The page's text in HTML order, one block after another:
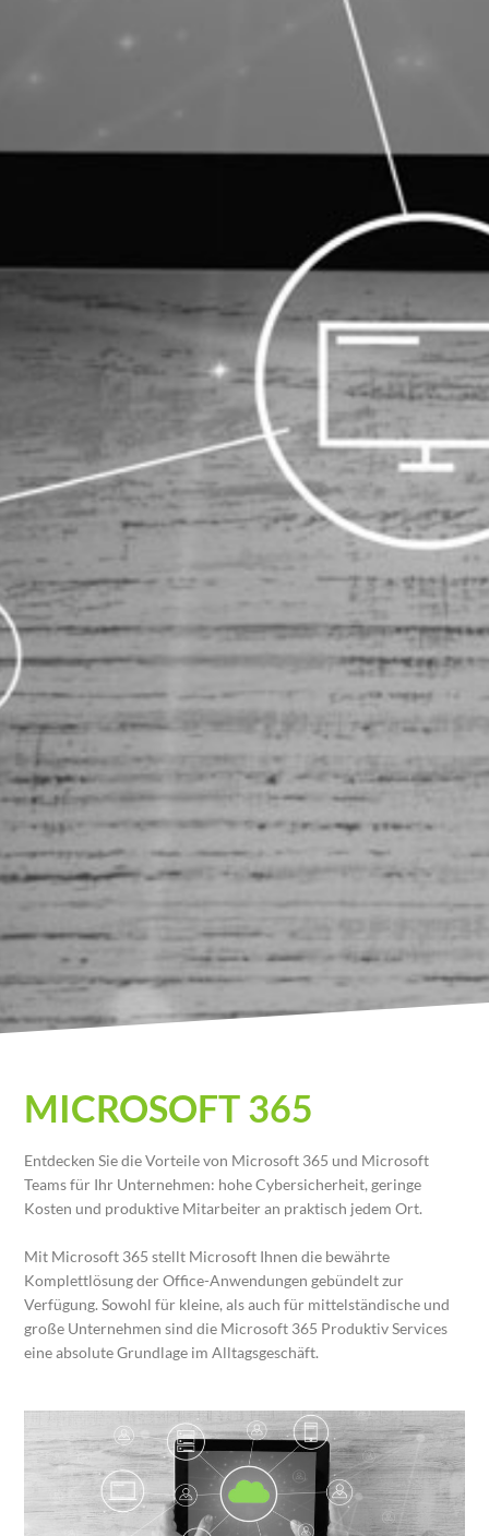
MICROSOFT 365
Entdecken Sie die Vorteile von Microsoft 365 und Microsoft
Teams für Ihr Unternehmen: hohe Cybersicherheit, geringe
Kosten und produktive Mitarbeiter an praktisch jedem Ort.
Mit Microsoft 365 stellt Microsoft Ihnen die bewährte
Komplettlösung der Office-Anwendungen gebündelt zur
Verfügung. Sowohl für kleine, als auch für mittelständische und
große Unternehmen sind die Microsoft 365 Produktiv Services
eine absolute Grundlage im Alltagsgeschäft.